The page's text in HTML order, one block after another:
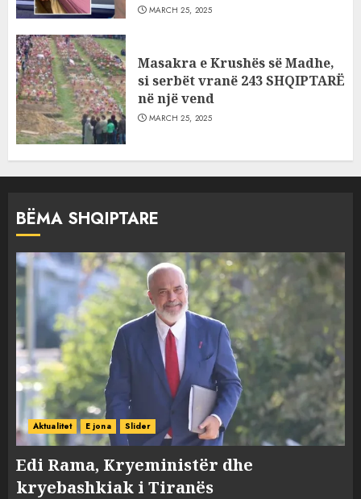
MARCH 25, 2025
Masakra e Krushës së Madhe,
si serbët vranë 243 SHQIPTARË
në një vend
MARCH 25, 2025
BËMA SHQIPTARE
Aktualitet E jona Slider
Edi Rama, Kryeministër dhe
kryebashkiak i Tiranës